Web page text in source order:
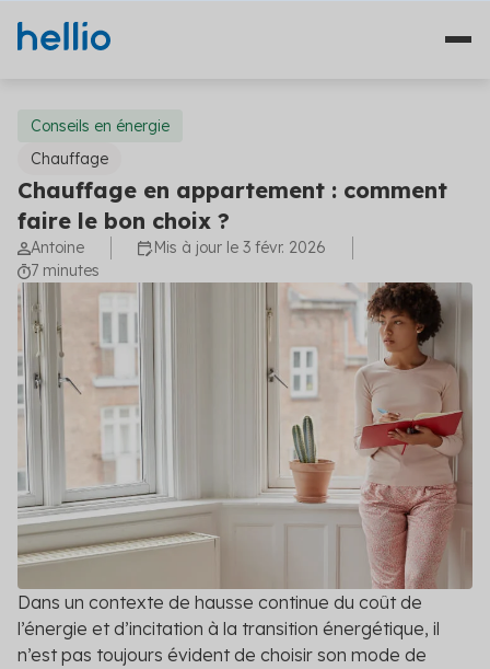
Nos solutions
Études
Travaux
Financement
Plateformes
Fourniture d'énergie
Solutions diagnostics (4)
DPE/PPT
Le DPE et PPT sont obligatoires : mettez vos
copropriétés en conformité
Amélioration DPE
Quittez le statut de passoire thermique et évitez
l’interdiction de location
Qui sommes-nous ?
Témoignages
Ressources
Blog
Contact
Conseils en énergie
Chauffage en appartement : comment
faire le bon choix ?
Chauffage
Antoine
Mis à jour le 3 févr. 2026
7 minutes
Dans un contexte de hausse continue du coût de
l’énergie et d’incitation à la transition énergétique, il
n’est pas toujours évident de choisir son mode de